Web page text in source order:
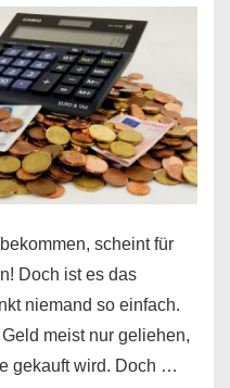
scheint für
Doch ist es das
niemand so einfach.
meist nur geliehen,
gekauft wird. Doch …